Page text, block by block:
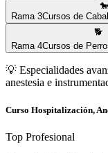
🐎
Rama 3Cursos de
🐕
Rama 4Cursos de
💡 Especialidades
anestesia e
Curso Hospitalización,
Top Profesional